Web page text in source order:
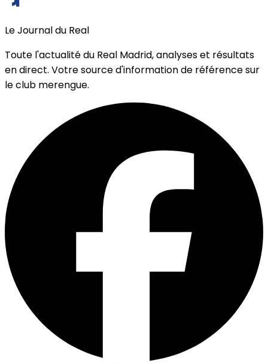
Le Journal du Real
Toute l'actualité du Real Madrid, analyses et résultats
en direct. Votre source d'information de référence sur
le club merengue.